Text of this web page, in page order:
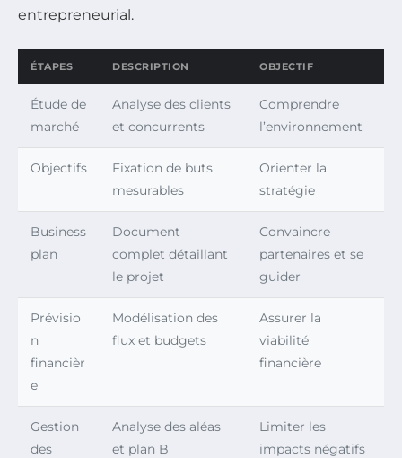
entrepreneurial.
ÉTAPES DESCRIPTION OBJECTIF
Étude de
marché
Analyse des clients
et concurrents
Comprendre
l’environnement
Objectifs
Fixation de buts
mesurables
Orienter la
stratégie
Business
plan
Document
complet détaillant
le projet
Convaincre
partenaires et se
guider
Prévisio
n
financièr
e
Modélisation des
flux et budgets
Assurer la
viabilité
financière
Gestion
des
Analyse des aléas
et plan B
Limiter les
impacts négatifs